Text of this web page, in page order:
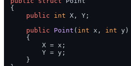
{
public
int X, Y;
public
Point ( int x, int y )
    {
        X = x;
        Y = y;
    }